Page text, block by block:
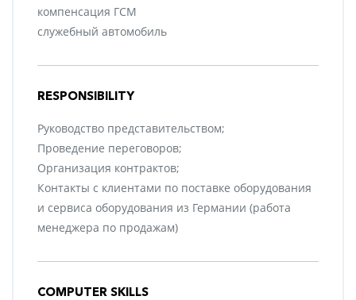
компенсация ГСМ
служебный автомобиль
RESPONSIBILITY
Руководство представительством;
Проведение переговоров;
Организация контрактов;
Контакты с клиентами по поставке оборудования
и сервиса оборудования из Германии (работа
менеджера по продажам)
COMPUTER SKILLS